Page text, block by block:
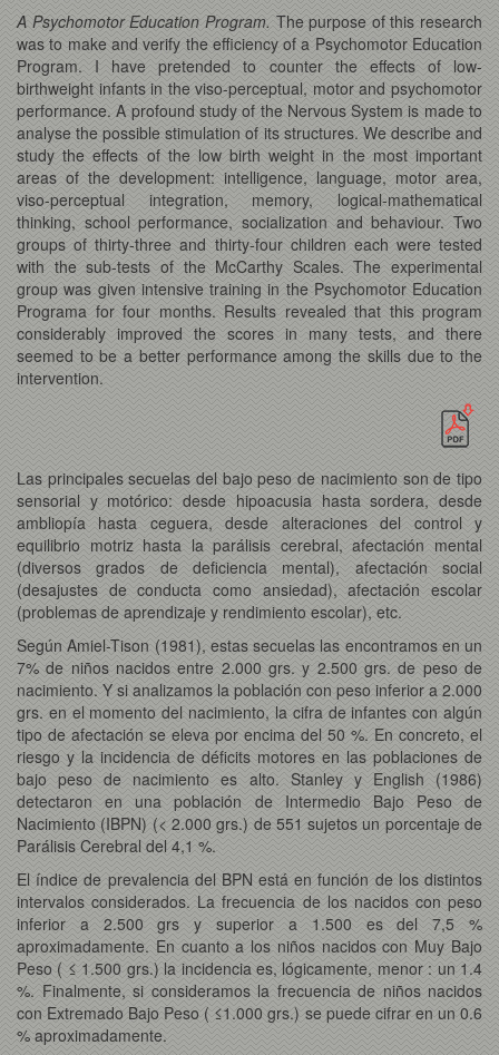
A Psychomotor Education Program. The purpose of this research
was to make and verify the efficiency of a Psychomotor Education
Program. I have pretended to counter the effects of low-
birthweight infants in the viso-perceptual, motor and psychomotor
performance. A profound study of the Nervous System is made to
analyse the possible stimulation of its structures. We describe and
study the effects of the low birth weight in the most important
areas of the development: intelligence, language, motor area,
viso-perceptual integration, memory, logical-mathematical
thinking, school performance, socialization and behaviour. Two
groups of thirty-three and thirty-four children each were tested
with the sub-tests of the McCarthy Scales. The experimental
group was given intensive training in the Psychomotor Education
Programa for four months. Results revealed that this program
considerably improved the scores in many tests, and there
seemed to be a better performance among the skills due to the
intervention.
Las principales secuelas del bajo peso de nacimiento son de tipo
sensorial y motórico: desde hipoacusia hasta sordera, desde
ambliopía hasta ceguera, desde alteraciones del control y
equilibrio motriz hasta la parálisis cerebral, afectación mental
(diversos grados de deficiencia mental), afectación social
(desajustes de conducta como ansiedad), afectación escolar
(problemas de aprendizaje y rendimiento escolar), etc.
Según Amiel-Tison (1981), estas secuelas las encontramos en un
7% de niños nacidos entre 2.000 grs. y 2.500 grs. de peso de
nacimiento. Y si analizamos la población con peso inferior a 2.000
grs. en el momento del nacimiento, la cifra de infantes con algún
tipo de afectación se eleva por encima del 50 %. En concreto, el
riesgo y la incidencia de déficits motores en las poblaciones de
bajo peso de nacimiento es alto. Stanley y English (1986)
detectaron en una población de Intermedio Bajo Peso de
Nacimiento (IBPN) (< 2.000 grs.) de 551 sujetos un porcentaje de
Parálisis Cerebral del 4,1 %.
El índice de prevalencia del BPN está en función de los distintos
intervalos considerados. La frecuencia de los nacidos con peso
inferior a 2.500 grs y superior a 1.500 es del 7,5 %
aproximadamente. En cuanto a los niños nacidos con Muy Bajo
Peso ( ≤ 1.500 grs.) la incidencia es, lógicamente, menor : un 1.4
%. Finalmente, si consideramos la frecuencia de niños nacidos
con Extremado Bajo Peso ( ≤1.000 grs.) se puede cifrar en un 0.6
% aproximadamente.